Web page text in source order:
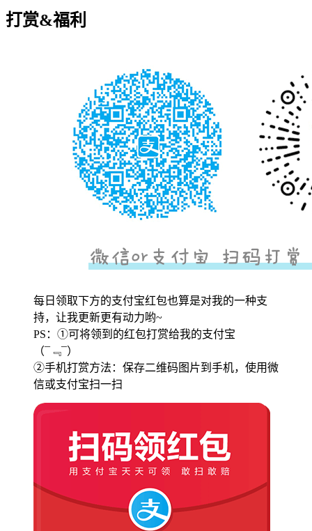
打赏&福利
每日领取下方的支付宝红包也算是对我的一种支
持，让我更新更有动力哟~
PS：①可将领到的红包打赏给我的支付宝
（¯﹃¯）
②手机打赏方法：保存二维码图片到手机，使用微
信或支付宝扫一扫